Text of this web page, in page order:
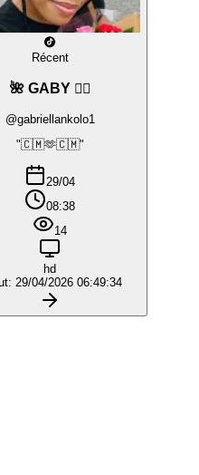
Récent
🌺 GABY ❤️‍🔥
@gabriellankolo1
"🇨🇲🫶🇨🇲"
29/04
08:38
14
hd
29/04/2026 06:49:34